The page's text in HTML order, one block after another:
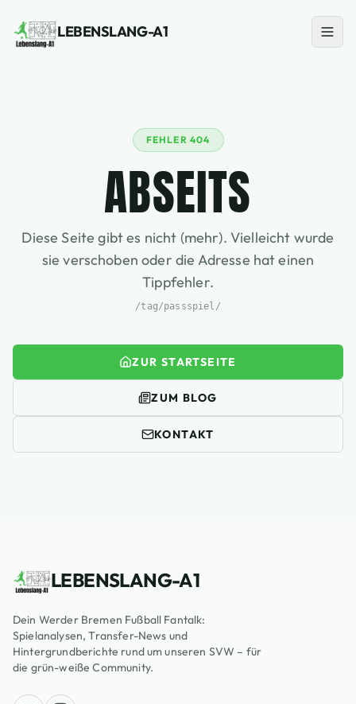
LEBENSLANG-A1
FEHLER 404
ABSEITS
Diese Seite gibt es nicht (mehr). Vielleicht wurde
sie verschoben oder die Adresse hat einen
Tippfehler.
/tag/passspiel/
ZUR STARTSEITE
ZUM BLOG
KONTAKT
LEBENSLANG-A1
Dein Werder Bremen Fußball Fantalk:
Spielanalysen, Transfer-News und
Hintergrundberichte rund um unseren SVW – für
die grün-weiße Community.